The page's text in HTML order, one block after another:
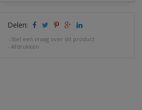
Delen:
- Stel een vraag over dit product
-Afdrukken